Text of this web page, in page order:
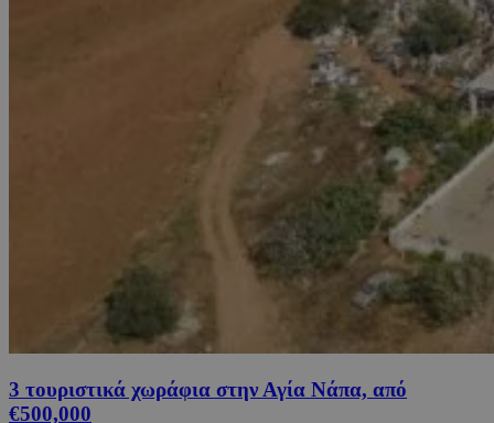
3 τουριστικά χωράφια στην Αγία Νάπα, από
€500,000